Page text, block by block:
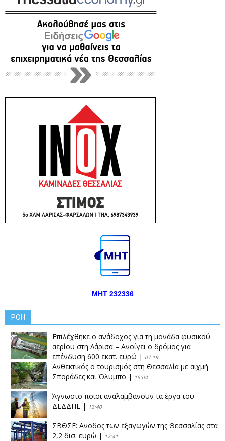
ΜΗΤ 232336
ΡΟΗ
Επιλέχθηκε ο ανάδοχος για τη μονάδα φυσικού
αερίου στη Λάρισα – Ανοίγει ο δρόμος για
επένδυση 600 εκατ. ευρώ | 07:19
Ανθεκτικός ο τουρισμός στη Θεσσαλία με αιχμή
Σποράδες και Όλυμπο | 15:04
Άγνωστο ποιοι αναλαμβάνουν τα έργα του
ΔΕΔΔΗΕ | 13:40
ΣΒΘΣΕ: Aνοδος των εξαγωγών της Θεσσαλίας στα
2,2 δισ. ευρώ | 12:41